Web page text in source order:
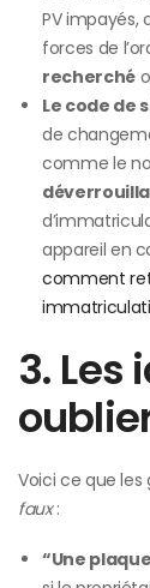
PV impayés,
forces de
recherché
Le code de
de
comme le
appareil en
comment
3. Les
Voici ce que
faux:
“Une